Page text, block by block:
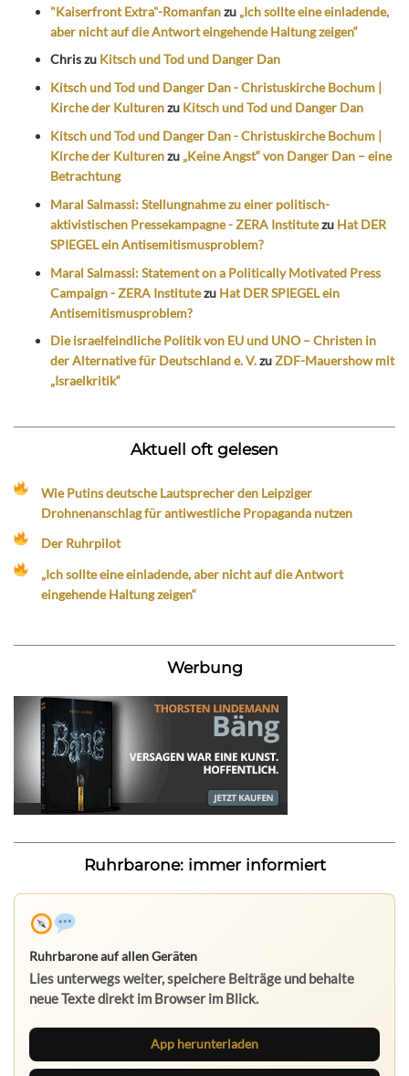
"Kaiserfront Extra"-Romanfanzu „Ich sollte eine einladende,
aber nicht auf die Antwort eingehende Haltung zeigen“
Chriszu Kitsch und Tod und Danger Dan
Kitsch und Tod und Danger Dan - Christuskirche Bochum |
Kirche der Kulturenzu Kitsch und Tod und Danger Dan
Kitsch und Tod und Danger Dan - Christuskirche Bochum |
Kirche der Kulturenzu „Keine Angst“ von Danger Dan – eine
Betrachtung
Maral Salmassi: Stellungnahme zu einer politisch-
aktivistischen Pressekampagne - ZERA Institutezu Hat DER
SPIEGEL ein Antisemitismusproblem?
Maral Salmassi: Statement on a Politically Motivated Press
Campaign - ZERA Institutezu Hat DER SPIEGEL ein
Antisemitismusproblem?
Die israelfeindliche Politik von EU und UNO – Christen in
der Alternative für Deutschland e. V.zuZDF-Mauershow mit
„Israelkritik“
Aktuell oft gelesen
Wie Putins deutsche Lautsprecher den Leipziger
Drohnenanschlag für antiwestliche Propaganda nutzen
Der Ruhrpilot
„Ich sollte eine einladende, aber nicht auf die Antwort
eingehende Haltung zeigen“
Werbung
Ruhrbarone: immer informiert
Ruhrbarone auf allen Geräten
Lies unterwegs weiter, speichere Beiträge und behalte
neue Texte direkt im Browser im Blick.
App herunterladen